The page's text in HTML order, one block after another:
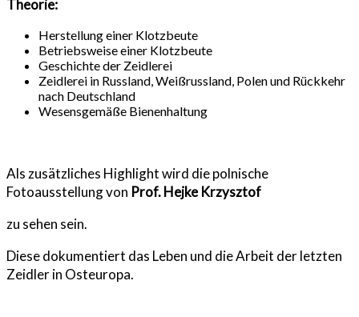
Theorie:
Herstellung einer Klotzbeute
Betriebsweise einer Klotzbeute
Geschichte der Zeidlerei
Zeidlerei in Russland, Weißrussland, Polen und Rückkehr
nach Deutschland
Wesensgemäße Bienenhaltung
Als zusätzliches Highlight wird die polnische
Fotoausstellung von Prof. Hejke Krzysztof
zu sehen sein.
Diese dokumentiert das Leben und die Arbeit der letzten
Zeidler in Osteuropa.